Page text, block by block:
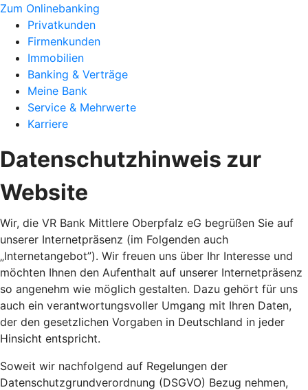
Zum Onlinebanking
Privatkunden
Firmenkunden
Immobilien
Banking & Verträge
Meine Bank
Service & Mehrwerte
Karriere
Datenschutzhinweis zur
Website
Wir, die VR Bank Mittlere Oberpfalz eG begrüßen Sie auf
unserer Internetpräsenz (im Folgenden auch
„Internetangebot”). Wir freuen uns über Ihr Interesse und
möchten Ihnen den Aufenthalt auf unserer Internetpräsenz
so angenehm wie möglich gestalten. Dazu gehört für uns
auch ein verantwortungsvoller Umgang mit Ihren Daten,
der den gesetzlichen Vorgaben in Deutschland in jeder
Hinsicht entspricht.
Soweit wir nachfolgend auf Regelungen der
Datenschutzgrundverordnung (DSGVO) Bezug nehmen,